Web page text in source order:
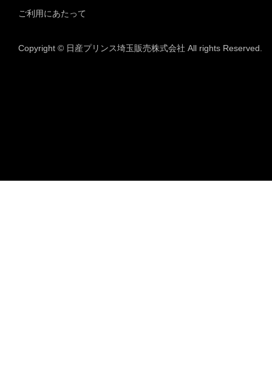
ご利用にあたって
Copyright © 日産プリンス埼玉販売株式会社 All rights Reserved.